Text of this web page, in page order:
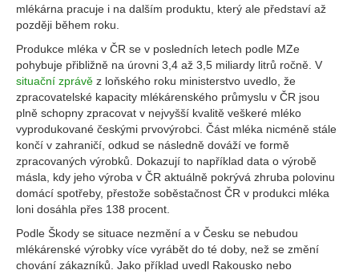
mlékárna pracuje i na dalším produktu, který ale představí až
později během roku.
Produkce mléka v ČR se v posledních letech podle MZe
pohybuje přibližně na úrovni 3,4 až 3,5 miliardy litrů ročně. V
situační zprávě z loňského roku ministerstvo uvedlo, že
zpracovatelské kapacity mlékárenského průmyslu v ČR jsou
plně schopny zpracovat v nejvyšší kvalitě veškeré mléko
vyprodukované českými prvovýrobci. Část mléka nicméně stále
končí v zahraničí, odkud se následně dováží ve formě
zpracovaných výrobků. Dokazují to například data o výrobě
másla, kdy jeho výroba v ČR aktuálně pokrývá zhruba polovinu
domácí spotřeby, přestože soběstačnost ČR v produkci mléka
loni dosáhla přes 138 procent.
Podle Škody se situace nezmění a v Česku se nebudou
mlékárenské výrobky více vyrábět do té doby, než se změní
chování zákazníků. Jako příklad uvedl Rakousko nebo